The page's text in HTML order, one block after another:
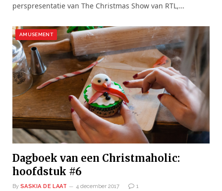
perspresentatie van The Christmas Show van RTL,…
AMUSEMENT
Dagboek van een Christmaholic:
hoofdstuk #6
By SASKIA DE LAAT 4 december 2017 1